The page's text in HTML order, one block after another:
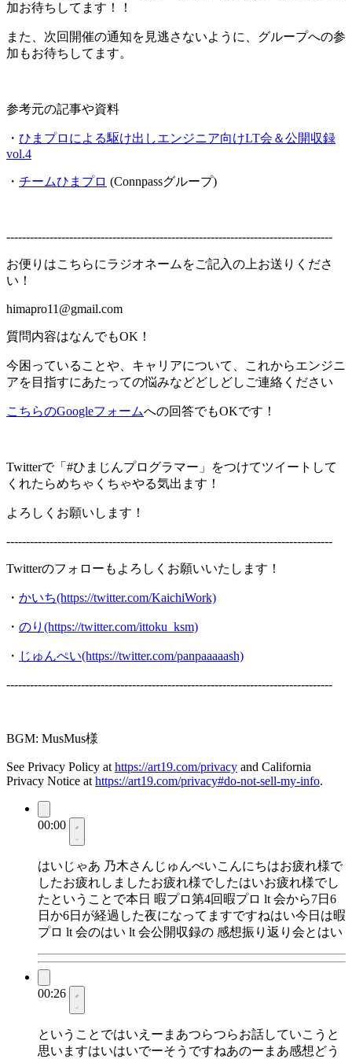
加お待ちしてます！！
また、次回開催の通知を見逃さないように、グループへの参
加もお待ちしてます。
参考元の記事や資料
・ ひまプロによる駆け出しエンジニア向けLT会＆公開収録
vol.4
・ チームひまプロ (Connpassグループ)
-----------------------------------------------------------------------------------
お便りはこちらにラジオネームをご記入の上お送りくださ
い！
himapro11@gmail.com
質問内容はなんでもOK！
今困っていることや、キャリアについて、これからエンジニ
アを目指すにあたっての悩みなどどしどしご連絡ください
こちらのGoogleフォームへの回答でもOKです！
Twitterで「#ひまじんプログラマー」をつけてツイートして
くれたらめちゃくちゃやる気出ます！
よろしくお願いします！
-----------------------------------------------------------------------------------
Twitterのフォローもよろしくお願いいたします！
・ かいち(https://twitter.com/KaichiWork)
・ のり(https://twitter.com/ittoku_ksm)
・ じゅんぺい(https://twitter.com/panpaaaaash)
-----------------------------------------------------------------------------------
BGM: MusMus様
See Privacy Policy at https://art19.com/privacy and California
Privacy Notice at https://art19.com/privacy#do-not-sell-my-info.
00:00
はいじゃあ 乃木さんじゅんぺいこんにちはお疲れ様で
したお疲れしましたお疲れ様でしたはいお疲れ様でし
たということで本日 暇プロ第4回暇プロ lt 会から7日6
日か6日が経過した夜になってますですねはい今日は暇
プロ lt 会のはい lt 会公開収録の 感想振り返り会とはい
00:26
ということではいえーまあつらつらお話していこうと
思いますはいはいでーそうですねあのーまあ感想どう